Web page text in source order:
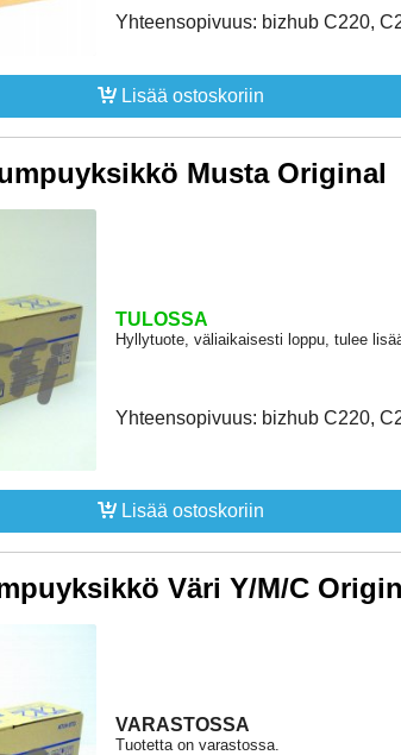
Yhteensopivuus: bizhub C220,
Lisää ostoskoriin
Musta Original
TULOSSA
Hyllytuote, väliaikaisesti loppu, tulee
Yhteensopivuus: bizhub C220,
Lisää ostoskoriin
Väri Y/M/C
VARASTOSSA
Tuotetta on varastossa.